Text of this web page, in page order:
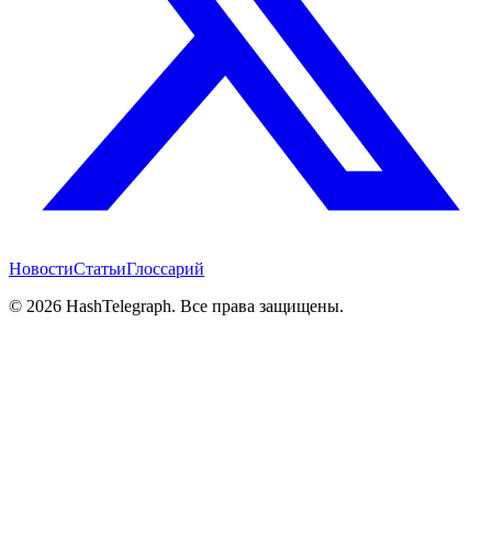
НовостиСтатьиГлоссарий
© 2026 HashTelegraph. Все права защищены.